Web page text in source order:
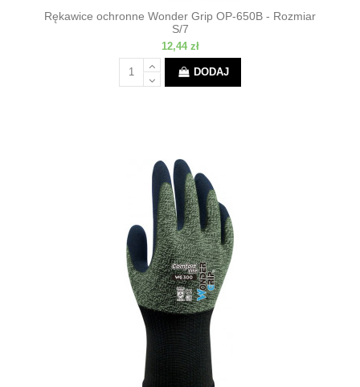
Rękawice ochronne Wonder Grip OP-650B - Rozmiar
S/7
12,44 zł
DODAJ